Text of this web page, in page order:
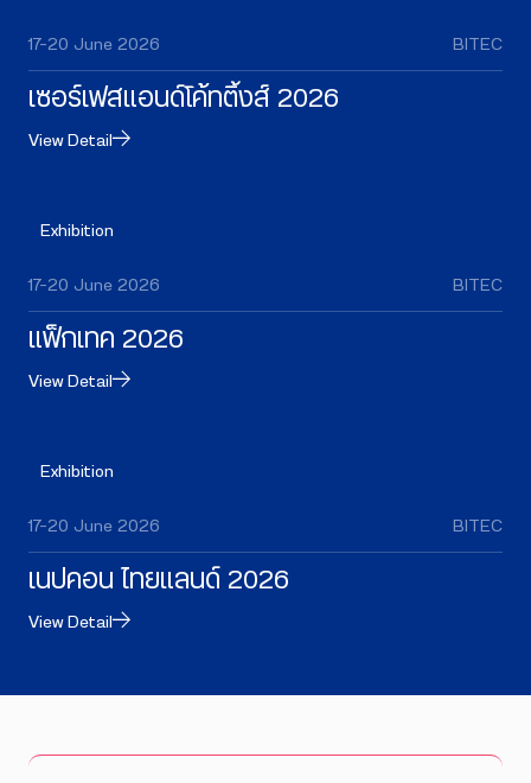
17–20 June 2026 BITEC
เซอร์เฟสแอนด์โค้ทติ้งส์ 2026
View Detail
Exhibition
17–20 June 2026 BITEC
แฟ็กเทค 2026
View Detail
Exhibition
17–20 June 2026 BITEC
เนปคอน ไทยแลนด์ 2026
View Detail